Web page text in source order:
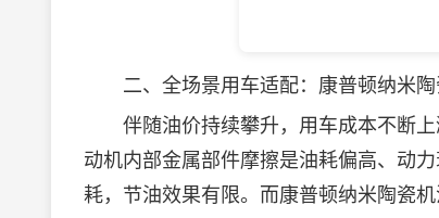
二、全场景用车适配：康普顿纳米
伴随油价持续攀升，用车成本不断上
动机内部金属部件摩擦是油耗偏高、动
耗，节油效果有限。而康普顿纳米陶瓷